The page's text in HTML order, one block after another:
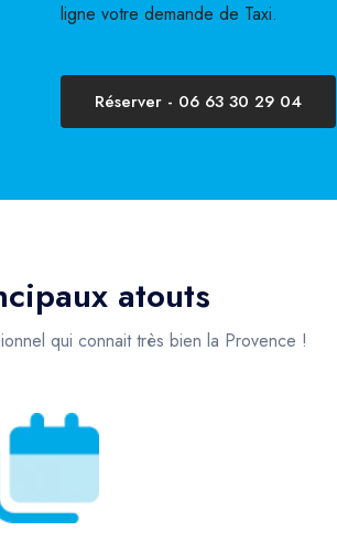
ligne votre demande de Taxi.
Réserver - 06 63 30 29 04
atouts
qui connait très bien la Provence !